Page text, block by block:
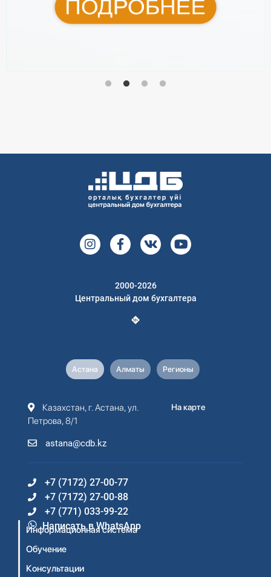
2000-2026
Центральный дом бухгалтера
Астана Алматы Регионы
Казахстан, г. Астана, ул.
Петрова, 8/1
astana@cdb.kz
На карте
+7 (7172) 27-00-77
+7 (7172) 27-00-88
+7 (771) 033-99-22
Написать в WhatsApp
Информационная система
Обучение
Консультации